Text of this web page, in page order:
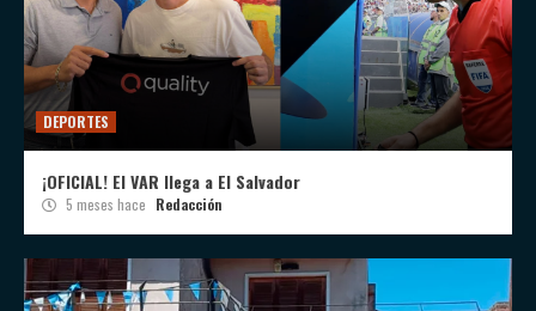
DEPORTES
¡OFICIAL! El VAR llega a El Salvador
5 meses hace Redacción